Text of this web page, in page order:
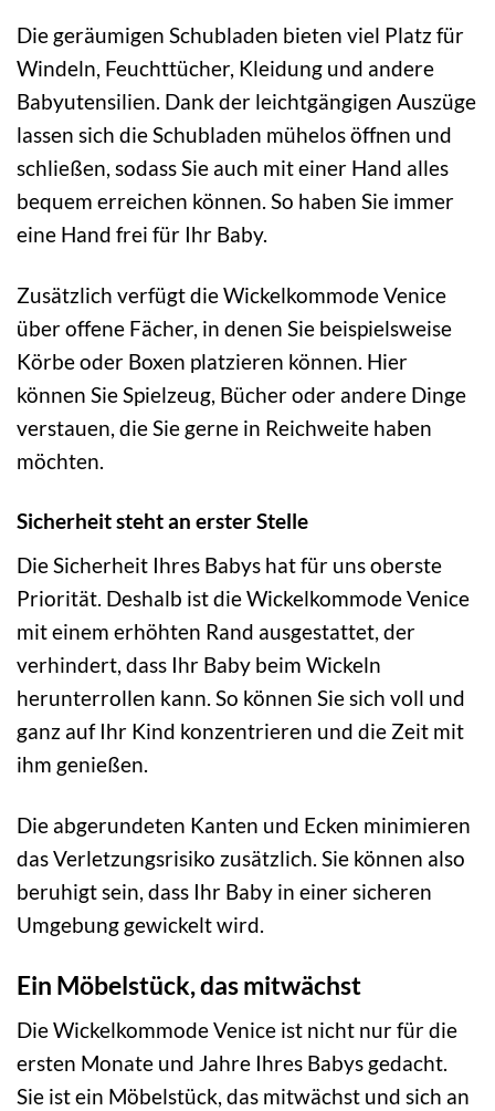
Die geräumigen Schubladen bieten viel Platz für
Windeln, Feuchttücher, Kleidung und andere
Babyutensilien. Dank der leichtgängigen Auszüge
lassen sich die Schubladen mühelos öffnen und
schließen, sodass Sie auch mit einer Hand alles
bequem erreichen können. So haben Sie immer
eine Hand frei für Ihr Baby.
Zusätzlich verfügt die Wickelkommode Venice
über offene Fächer, in denen Sie beispielsweise
Körbe oder Boxen platzieren können. Hier
können Sie Spielzeug, Bücher oder andere Dinge
verstauen, die Sie gerne in Reichweite haben
möchten.
Sicherheit steht an erster Stelle
Die Sicherheit Ihres Babys hat für uns oberste
Priorität. Deshalb ist die Wickelkommode Venice
mit einem erhöhten Rand ausgestattet, der
verhindert, dass Ihr Baby beim Wickeln
herunterrollen kann. So können Sie sich voll und
ganz auf Ihr Kind konzentrieren und die Zeit mit
ihm genießen.
Die abgerundeten Kanten und Ecken minimieren
das Verletzungsrisiko zusätzlich. Sie können also
beruhigt sein, dass Ihr Baby in einer sicheren
Umgebung gewickelt wird.
Ein Möbelstück, das mitwächst
Die Wickelkommode Venice ist nicht nur für die
ersten Monate und Jahre Ihres Babys gedacht.
Sie ist ein Möbelstück, das mitwächst und sich an